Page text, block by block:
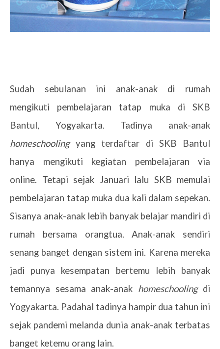
Sudah sebulanan ini anak-anak di rumah
mengikuti pembelajaran tatap muka di SKB
Bantul, Yogyakarta. Tadinya anak-anak
homeschoolingyang terdaftar di SKB Bantul
hanya mengikuti kegiatan pembelajaran via
online. Tetapi sejak Januari lalu SKB memulai
pembelajaran tatap muka dua kali dalam sepekan.
Sisanya anak-anak lebih banyak belajar mandiri di
rumah bersama orangtua. Anak-anak sendiri
senang banget dengan sistem ini. Karena mereka
jadi punya kesempatan bertemu lebih banyak
temannya sesama anak-anak homeschoolingdi
Yogyakarta. Padahal tadinya hampir dua tahun ini
sejak pandemi melanda dunia anak-anak terbatas
banget ketemu orang lain.